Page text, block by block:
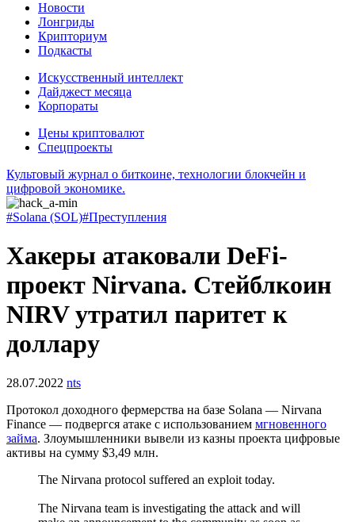
Новости
Лонгриды
Крипториум
Подкасты
Искусственный интеллект
Дайджест месяца
Корпораты
Цены криптовалют
Спецпроекты
Культовый журнал о биткоине, технологии блокчейн и
цифровой экономике.
#Solana (SOL)#Преступления
Хакеры атаковали DeFi-
проект Nirvana. Стейблкоин
NIRV утратил паритет к
доллару
28.07.2022 nts
Протокол доходного фермерства на базе Solana — Nirvana
Finance — подвергся атаке с использованием мгновенного
займа. Злоумышленники вывели из казны проекта цифровые
активы на сумму $3,49 млн.
The Nirvana protocol suffered an exploit today.
The Nirvana team is investigating the attack and will